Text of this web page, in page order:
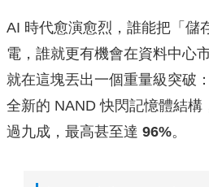
AI 時代愈演愈烈，誰能把「儲
電，誰就更有機會在資料中心
就在這塊丟出一個重量級突破
全新的 NAND 快閃記憶體結構
過九成，最高甚至達 96%。